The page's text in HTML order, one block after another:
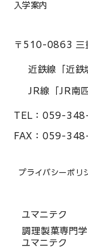
〒510-0863 三
近鉄線「近
JR線「JR南
TEL： 059-
FAX： 059-
プライバシーポリ
入学案内
ユマニテク
調理製菓専門
ユマニテク